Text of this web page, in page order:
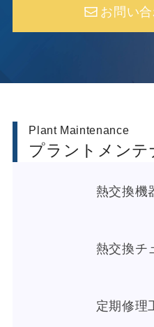
お問い
Plant Maintenance
プラントメンテ
熱交換機
熱交換チ
定期修理